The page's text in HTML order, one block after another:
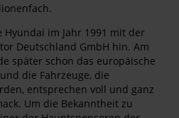
im Jahr 1991 mit der
Deutschland GmbH hin. Am
später schon das europäische
die Fahrzeuge, die
entsprechen voll und ganz
Um die Bekanntheit zu